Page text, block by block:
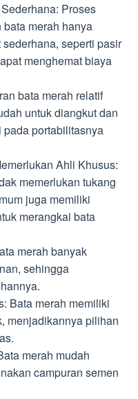
Proses
merah hanya
seperti pasir
menghemat biaya
bata merah relatif
untuk diangkut dan
pada portabilitasnya
Ahli Khusus:
memerlukan tukang
juga memiliki
merangkai bata
merah banyak
sehingga
Bata merah memiliki
menjadikannya pilihan
merah mudah
campuran semen